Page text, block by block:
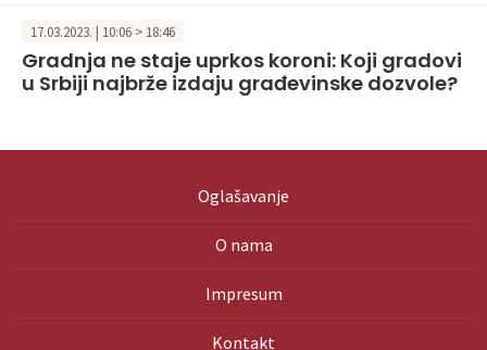
17.03.2023. | 10:06 > 18:46
Gradnja ne staje uprkos koroni: Koji gradovi
u Srbiji najbrže izdaju građevinske dozvole?
Oglašavanje
O nama
Impresum
Kontakt